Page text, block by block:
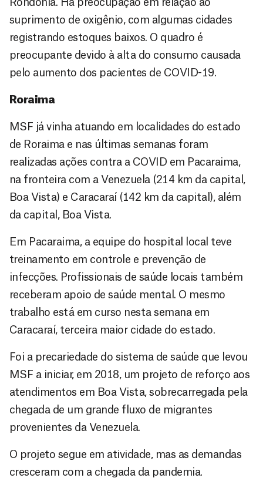
suprimento de oxigênio, com algumas cidades
registrando estoques baixos. O quadro é
preocupante devido à alta do consumo causada
pelo aumento dos pacientes de COVID-19.
Roraima
MSF já vinha atuando em localidades do estado
de Roraima e nas últimas semanas foram
realizadas ações contra a COVID em Pacaraima,
na fronteira com a Venezuela (214 km da capital,
Boa Vista) e Caracaraí (142 km da capital), além
da capital, Boa Vista.
Em Pacaraima, a equipe do hospital local teve
treinamento em controle e prevenção de
infecções. Profissionais de saúde locais também
receberam apoio de saúde mental. O mesmo
trabalho está em curso nesta semana em
Caracaraí, terceira maior cidade do estado.
Foi a precariedade do sistema de saúde que levou
MSF a iniciar, em 2018, um projeto de reforço aos
atendimentos em Boa Vista, sobrecarregada pela
chegada de um grande fluxo de migrantes
provenientes da Venezuela.
O projeto segue em atividade, mas as demandas
cresceram com a chegada da pandemia.